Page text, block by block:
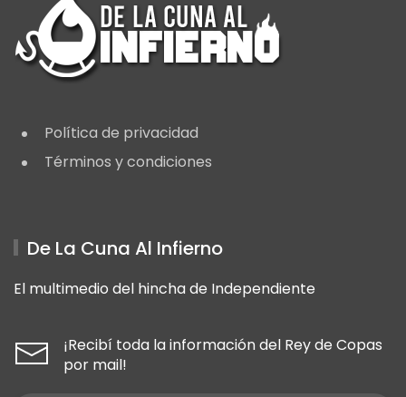
Política de privacidad
Términos y condiciones
De La Cuna Al Infierno
El multimedio del hincha de Independiente
¡Recibí toda la información del Rey de Copas
por mail!